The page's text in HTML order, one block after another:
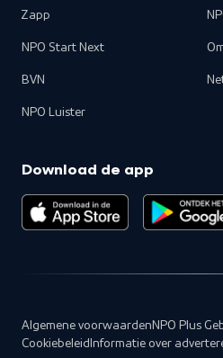
Zapp
NPO Start Next
BVN
NPO Luister
Download de app
Algemene voorwaarden NPO Plus
Cookiebeleid Informatie over